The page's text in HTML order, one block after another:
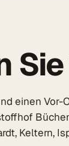
einen Vor-
Keltern,